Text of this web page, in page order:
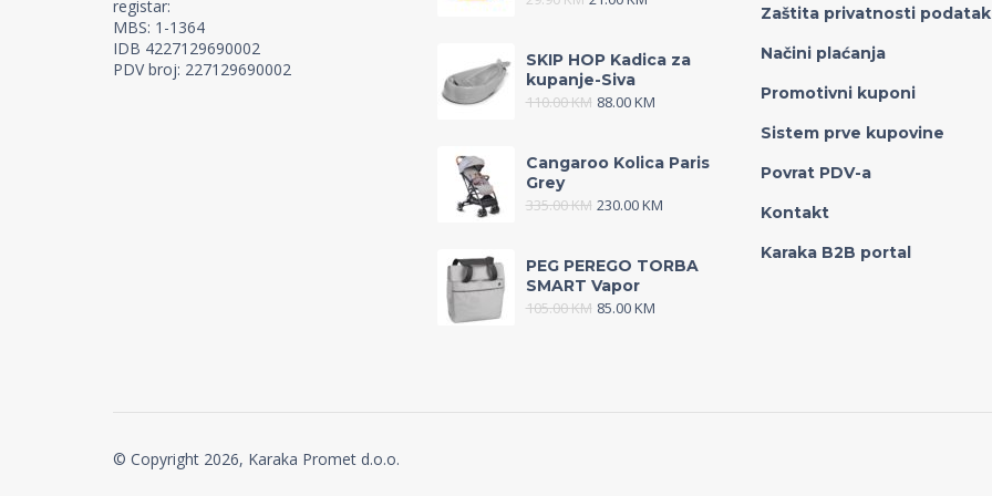
registar:
MBS: 1-1364
IDB 4227129690002
PDV broj: 227129690002
SKIP HOP Kadica za
kupanje-Siva
110.00KM 88.00KM
Cangaroo Kolica Paris
Grey
335.00KM 230.00KM
PEG PEREGO TORBA
SMART Vapor
105.00KM 85.00KM
Zaštita privatnosti
Načini plaćanja
Promotivni kuponi
Sistem prve kupovine
Povrat PDV-a
Kontakt
Karaka B2B portal
© Copyright 2026, Karaka Promet d.o.o.